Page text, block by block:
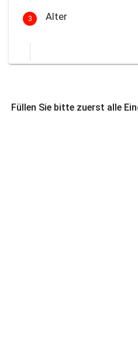
3 Alter
Füllen Sie bitte zuerst alle